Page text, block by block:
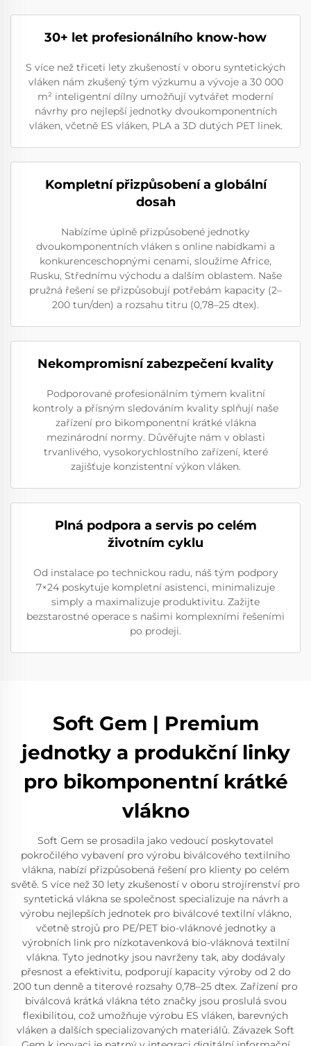
30+ let profesionálního know-how
S více než třiceti lety zkušeností v oboru syntetických
vláken nám zkušený tým výzkumu a vývoje a 30 000
m² inteligentní dílny umožňují vytvářet moderní
návrhy pro nejlepší jednotky dvoukomponentních
vláken, včetně ES vláken, PLA a 3D dutých PET linek.
Kompletní přizpůsobení a globální
dosah
Nabízíme úplně přizpůsobené jednotky
dvoukomponentních vláken s online nabídkami a
konkurenceschopnými cenami, sloužíme Africe,
Rusku, Střednímu východu a dalším oblastem. Naše
pružná řešení se přizpůsobují potřebám kapacity (2–
200 tun/den) a rozsahu titru (0,78–25 dtex).
Nekompromisní zabezpečení kvality
Podporované profesionálním týmem kvalitní
kontroly a přísným sledováním kvality splňují naše
zařízení pro bikomponentní krátké vlákna
mezinárodní normy. Důvěřujte nám v oblasti
trvanlivého, vysokorychlostního zařízení, které
zajišťuje konzistentní výkon vláken.
Plná podpora a servis po celém
životním cyklu
Od instalace po technickou radu, náš tým podpory
7×24 poskytuje kompletní asistenci, minimalizuje
simply a maximalizuje produktivitu. Zažijte
bezstarostné operace s našimi komplexními řešeními
po prodeji.
Soft Gem | Premium
jednotky a produkční linky
pro bikomponentní krátké
vlákno
Soft Gem se prosadila jako vedoucí poskytovatel
pokročilého vybavení pro výrobu biválcového textilního
vlákna, nabízí přizpůsobená řešení pro klienty po celém
světě. S více než 30 lety zkušeností v oboru strojírenství pro
syntetická vlákna se společnost specializuje na návrh a
výrobu nejlepších jednotek pro biválcové textilní vlákno,
včetně strojů pro PE/PET bio-vláknové jednotky a
výrobních link pro nízkotavenková bio-vláknová textilní
vlákna. Tyto jednotky jsou navrženy tak, aby dodávaly
přesnost a efektivitu, podporují kapacity výroby od 2 do
200 tun denně a titerové rozsahy 0,78–25 dtex. Zařízení pro
biválcová krátká vlákna této značky jsou proslulá svou
flexibilitou, což umožňuje výrobu ES vláken, barevných
vláken a dalších specializovaných materiálů. Závazek Soft